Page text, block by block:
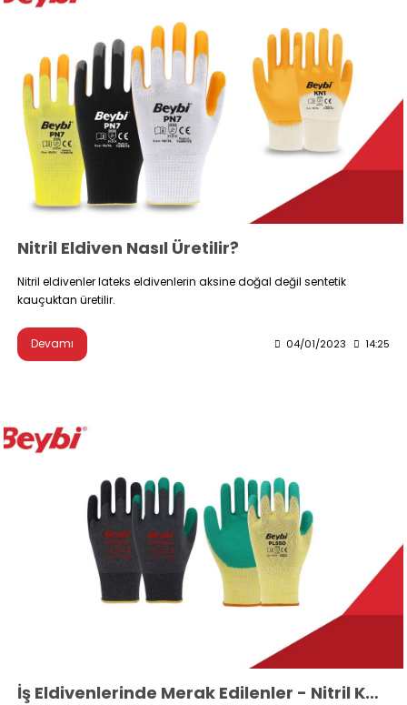
Nitril Eldiven Nasıl Üretilir?
Nitril eldivenler lateks eldivenlerin aksine doğal değil sentetik
kauçuktan üretilir.
Devamı 04/01/2023 14:25
İş Eldivenlerinde Merak Edilenler - Nitril Kaplama Ne Demek?